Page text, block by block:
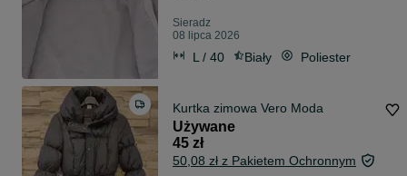
Sieradz
08 lipca 2026
L / 40 Biały Poliester
Kurtka zimowa Vero Moda
Używane
45 zł
50,08 zł z Pakietem Ochronnym